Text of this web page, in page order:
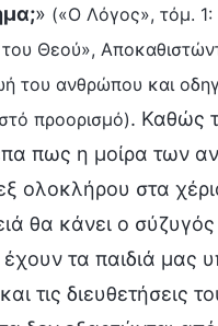
» («Ο Λόγος», τόμ.
του Θεού»,
του ανθρώπου και
προορισμό). Καθώς
πως η μοίρα των
ολοκλήρου στα
θα κάνει ο σύζυγός
τα παιδιά μας
τις διευθετήσεις